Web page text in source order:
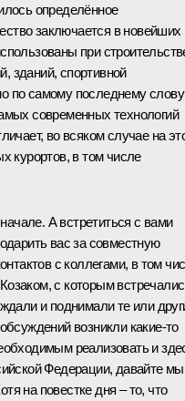
определённое
заключается в новейших
при
зданий, спортивной
по самому последнему слову
современных технологий
во всяком случае на
курортов, в том числе
А встретиться с вами
вас за совместную
с коллегами, в том
с которым
и поднимали те или
возникли какие‑то
реализовать и
Федерации, давайте мы
на повестке дня – то, что